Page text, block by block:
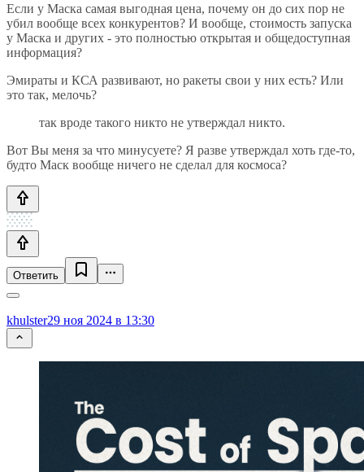
Если у Маска самая выгодная цена, почему он до сих пор не
убил вообще всех конкурентов? И вообще, стоимость запуска
у Маска и других - это полностью открытая и общедоступная
информация?
Эмираты и КСА развивают, но ракеты свои у них есть? Или
это так, мелочь?
так вроде такого никто не утверждал никто.
Вот Вы меня за что минусуете? Я разве утверждал хоть где-то,
будто Маск вообще ничего не сделал для космоса?
Ответить
khulster29 ноя 2024 в 13:30